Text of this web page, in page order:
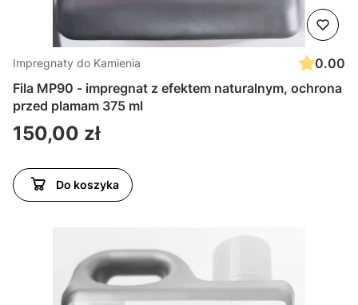
Impregnaty do Kamienia
0.00
Fila MP90 - impregnat z efektem naturalnym, ochrona
przed plamam 375 ml
Cena
150,00 zł
Do koszyka